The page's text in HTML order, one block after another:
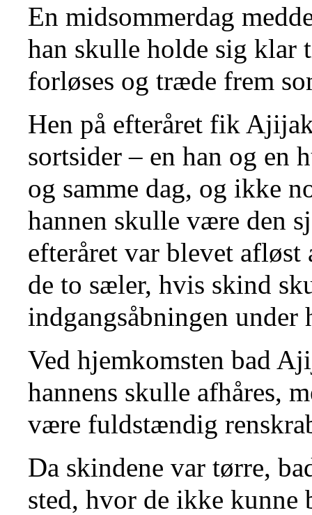
En midsommerdag
han skulle holde sig klar
forløses og træde frem
Hen på efteråret fik
sortsider – en han og en
og samme dag, og ikke
hannen skulle være den
efteråret var blevet
de to sæler, hvis skind
indgangsåbningen under
Ved hjemkomsten bad
hannens skulle afhåres,
være fuldstændig
Da skindene var tørre,
sted, hvor de ikke